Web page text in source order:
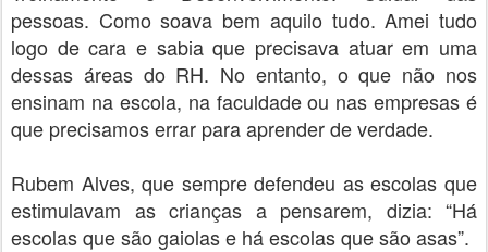
pessoas. Como soava bem aquilo tudo. Amei tudo
logo de cara e sabia que precisava atuar em uma
dessas áreas do RH. No entanto, o que não nos
ensinam na escola, na faculdade ou nas empresas é
que precisamos errar para aprender de verdade.
Rubem Alves, que sempre defendeu as escolas que
estimulavam as crianças a pensarem, dizia: “Há
escolas que são gaiolas e há escolas que são asas”.